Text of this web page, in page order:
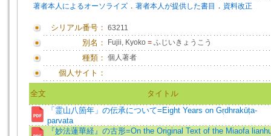
著者本人によるオーソライズ ． 著者本人が提供した書目 ． 資料改正
シリアル番号： 63211
別名： Fujii, Kyoko = ふじいきょうこう
種類： 個人著者
個人サイト：
全文
タイトル
「霊山八箇年」の伝承について=Eight Years on Gṛdhrakūṭa-
parvata
『妙法蓮華経』の古形=On the Original Text of the Miaofa